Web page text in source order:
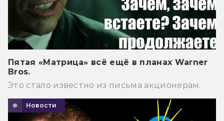
Пятая «Матрица» всё ещё в планах Warner
Bros.
Это стало известно из письма акционерам.
Новости